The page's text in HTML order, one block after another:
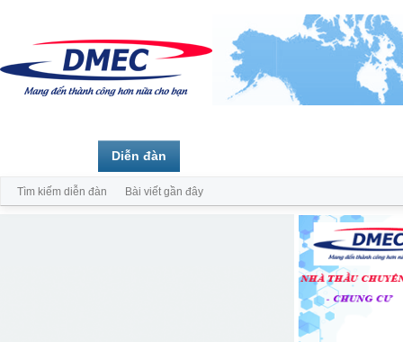
Diễn đàn
Tìm kiếm diễn đàn Bài viết gần đây